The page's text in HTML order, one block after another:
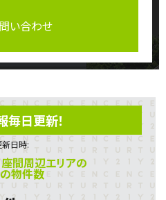
い合わせ
毎日更新！
新日時:
座間周辺エリアの
物件数